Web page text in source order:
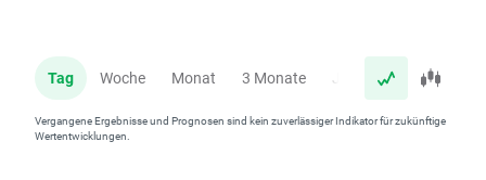
Tag Woche Monat 3 Monate Jahr
Vergangene Ergebnisse und Prognosen sind kein zuverlässiger Indikator für zukünftige
Wertentwicklungen.